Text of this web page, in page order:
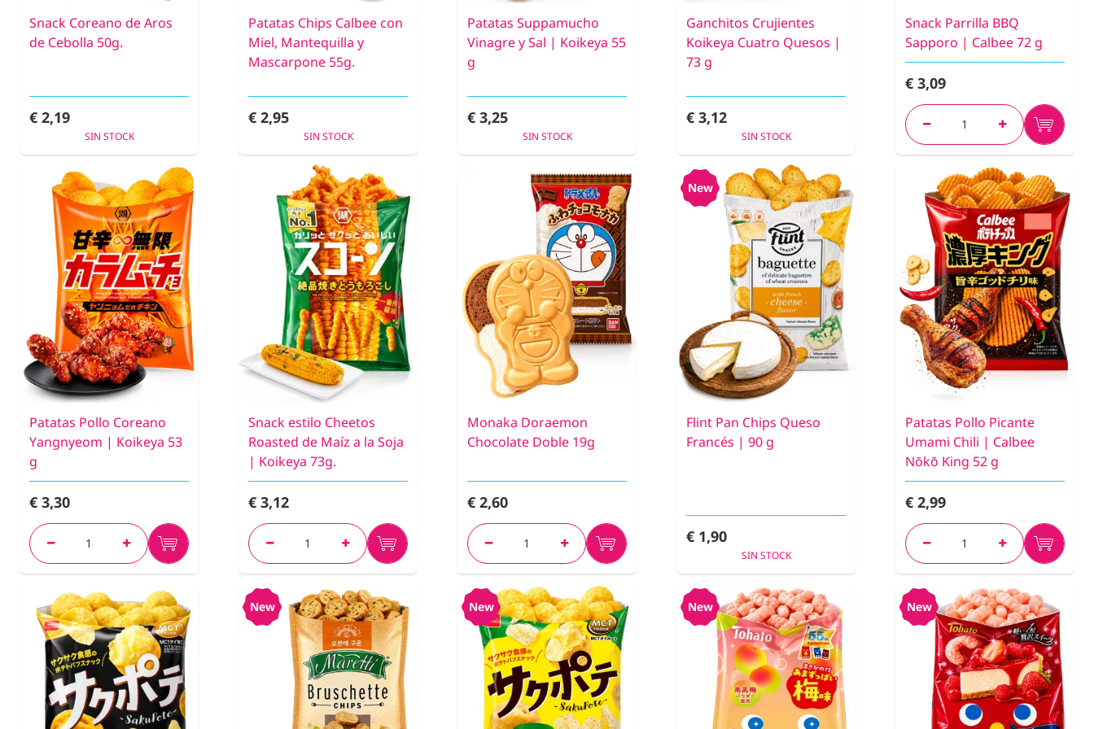
Snack Coreano de Aros
de Cebolla 50g.
€ 2,19
SIN STOCK
Patatas Chips Calbee con
Miel, Mantequilla y
Mascarpone 55g.
€ 2,95
SIN STOCK
Patatas Suppamucho
Vinagre y Sal | Koikeya 55
g
€ 3,25
SIN STOCK
Ganchitos Crujientes
Koikeya Cuatro Quesos |
73 g
€ 3,12
SIN STOCK
Snack Parrilla BBQ
Sapporo | Calbee 72 g
€ 3,09
Patatas Pollo Coreano
Yangnyeom | Koikeya 53
g
€ 3,30
Snack estilo Cheetos
Roasted de Maíz a la Soja
| Koikeya 73g.
€ 3,12
Monaka Doraemon
Chocolate Doble 19g
€ 2,60
New
Flint Pan Chips Queso
Francés | 90 g
€ 1,90
SIN STOCK
Patatas Pollo Picante
Umami Chili | Calbee
Nōkō King 52 g
€ 2,99
New New New New